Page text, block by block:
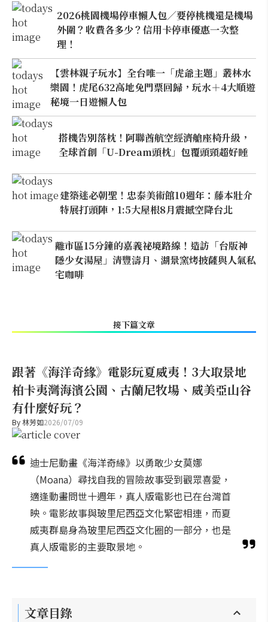
2026桃園機場停車懶人包／要停桃機還是機場
外圍？收費各多少？信用卡停車優惠一次整
理！
【雲林親子玩水】全台唯一「虎爺主題」叢林水
樂園！虎尾632高地免門票回歸，玩水＋4大順遊
秘境一日遊懶人包
搭機告別落枕！阿聯酋航空經濟艙座椅升級，
全球首創「U-Dream頭枕」包覆頭頸超好睡
建築迷必朝聖！忠泰美術館10週年：藤本壯介
特展打頭陣，1:5大屋根8月震撼空降台北
離市區15分鐘的嘉義祕境路線！造訪「台版神
隱少女湯屋」清豐濤月、湖景窯烤披薩與人氣私
宅咖啡
接下篇文章
跟著《海洋奇緣》電影玩夏威夷！3大取景地
柏卡夷灣海濱公園、古蘭尼牧場、威美亞山谷
有什麼好玩？
By林芳如2026/07/09
迪士尼動畫《海洋奇緣》以勇敢少女莫娜
（Moana）尋找自我的冒險故事受到觀眾喜愛，
適逢動畫問世十週年，真人版電影也已在台灣首
映。電影故事與玻里尼西亞文化緊密相連，而夏
威夷群島身為玻里尼西亞文化圈的一部分，也是
真人版電影的主要取景地。
文章目錄